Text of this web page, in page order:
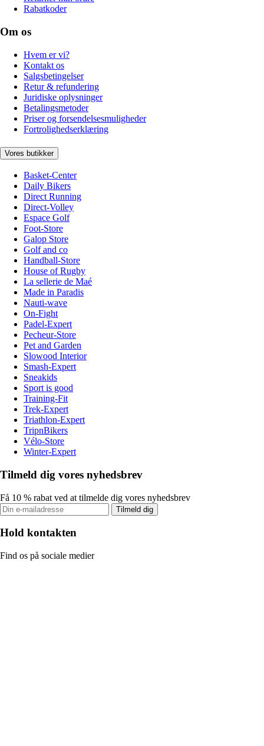
Rabatkoder
Om os
Hvem er vi?
Kontakt os
Salgsbetingelser
Retur & refundering
Juridiske oplysninger
Betalingsmetoder
Priser og forsendelsesmuligheder
Fortrolighedserklæring
Vores butikker
Basket-Center
Daily Bikers
Direct Running
Direct-Volley
Espace Golf
Foot-Store
Galop Store
Golf and co
Handball-Store
House of Rugby
La sellerie de Maé
Made in Paradis
Nauti-wave
On-Fight
Padel-Expert
Pecheur-Store
Pet and Garden
Slowood Interior
Smash-Expert
Sneakids
Sport is good
Training-Fit
Trek-Expert
Triathlon-Expert
TripnBikers
Vélo-Store
Winter-Expert
Tilmeld dig vores nyhedsbrev
Få 10 % rabat ved at tilmelde dig vores nyhedsbrev
Tilmeld dig
Hold kontakten
Find os på sociale medier